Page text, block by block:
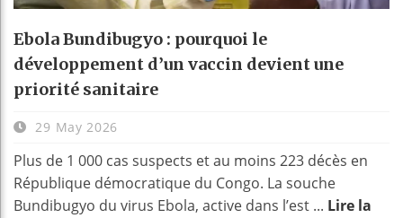
Ebola Bundibugyo : pourquoi le
développement d’un vaccin devient une
priorité sanitaire
29 May 2026
Plus de 1 000 cas suspects et au moins 223 décès en
République démocratique du Congo. La souche
Bundibugyo du virus Ebola, active dans l’est ... Lire la